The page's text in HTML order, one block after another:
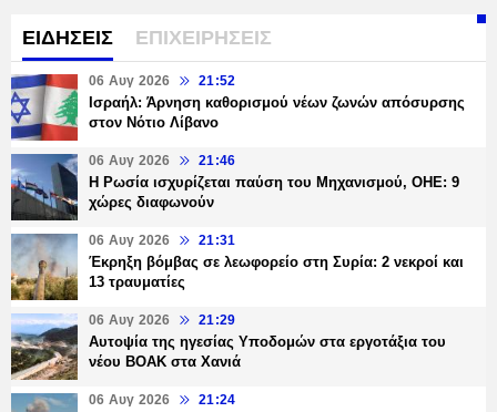
ΕΙΔΗΣΕΙΣ ΕΠΙΧΕΙΡΗΣΕΙΣ
06 Αυγ 2026 21:52
Ισραήλ: Άρνηση καθορισμού νέων ζωνών απόσυρσης
στον Νότιο Λίβανο
06 Αυγ 2026 21:46
Η Ρωσία ισχυρίζεται παύση του Μηχανισμού, ΟΗΕ: 9
χώρες διαφωνούν
06 Αυγ 2026 21:31
Έκρηξη βόμβας σε λεωφορείο στη Συρία: 2 νεκροί και
13 τραυματίες
06 Αυγ 2026 21:29
Αυτοψία της ηγεσίας Υποδομών στα εργοτάξια του
νέου ΒΟΑΚ στα Χανιά
06 Αυγ 2026 21:24